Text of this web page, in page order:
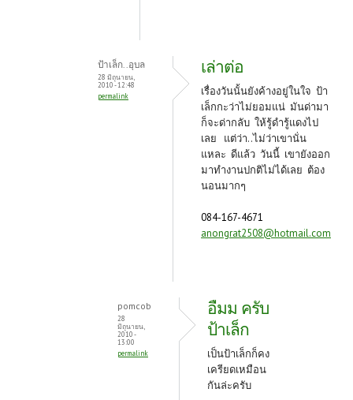
ป้าเล็ก..อุบล
28 มิถุนายน,
2010 - 12:48
permalink
เล่าต่อ
เรื่องวันนั้นยังค้างอยู่ในใจ ป้า
เล็กกะว่าไม่ยอมแน่ มันด่ามา
ก็จะด่ากลับ ให้รู้ดำรู้แดงไป
เลย แต่ว่า..ไม่ว่าเขานั่น
แหละ ดีแล้ว วันนี้ เขายังออก
มาทำงานปกติไม่ได้เลย ต้อง
นอนมากๆ
084-167-4671
anongrat2508@hotmail.com
pomcob
28
มิถุนายน,
2010 -
13:00
permalink
อืมม ครับ
ป้าเล็ก
เป็นป้าเล็กก็คง
เครียดเหมือน
กันล่ะครับ